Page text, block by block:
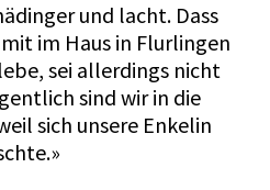
und lacht. Dass
im Haus in Flurlingen
sei allerdings nicht
sind wir in die
sich unsere Enkelin